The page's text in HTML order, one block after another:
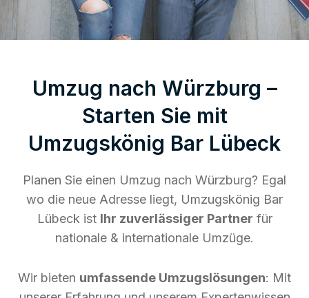
Umzug nach Würzburg –
Starten Sie mit
Umzugskönig Bar Lübeck
Planen Sie einen Umzug nach Würzburg? Egal
wo die neue Adresse liegt, Umzugskönig Bar
Lübeck ist Ihr zuverlässiger Partner für
nationale & internationale Umzüge.
Wir bieten umfassende Umzugslösungen: Mit